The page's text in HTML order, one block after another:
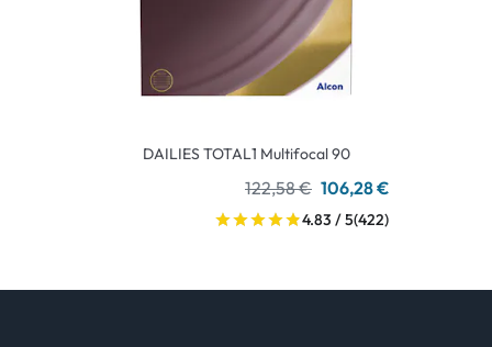
DAILIES TOTAL1 Multifocal 90
122,58 € 106,28 €
4.83 / 5(422)